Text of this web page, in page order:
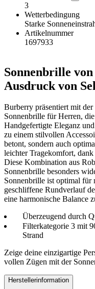
3
Wetterbedingung
Starke
Artikelnummer
1697933
Sonnenbrille
Ausdruck von
Burberry präsentiert mit
Sonnenbrille für Herren,
Handgefertigte Eleganz
zu einem stilvollen
betont, sondern auch
leichter Tragekomfort,
Diese Kombination aus
Sonnenbrille besonders
Sonnenbrille ist optimal für
geschliffene Rundverlauf
eine harmonische Balance
Überzeugend durch
Filterkategorie 3 mit
Strand
Zeige deine einzigartige
vollen Zügen mit der
Herstellerinformation